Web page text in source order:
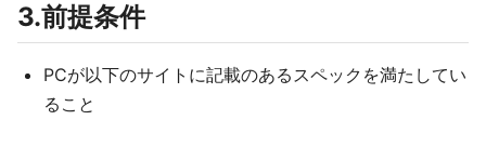
3.前提条件
PCが以下のサイトに記載のあるスペックを満たしてい
ること